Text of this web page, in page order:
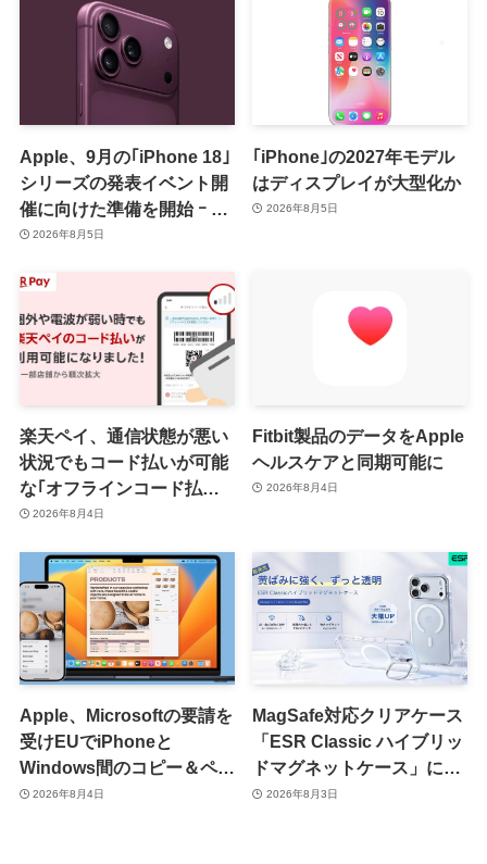
Apple、9月の｢iPhone 18｣
シリーズの発表イベント開
催に向けた準備を開始 ｰ 9
月8日か9月9日に開催見込
2026年8月5日
｢iPhone｣の2027年モデル
はディスプレイが大型化か
2026年8月5日
楽天ペイ、通信状態が悪い
状況でもコード払いが可能
な｢オフラインコード払い｣
を提供開始 ｰ まずはiOS版
2026年8月4日
Fitbit製品のデータをApple
ヘルスケアと同期可能に
2026年8月4日
Apple、Microsoftの要請を
受けEUでiPhoneと
Windows間のコピー＆ペー
スト機能を提供へ
2026年8月4日
MagSafe対応クリアケース
「ESR Classic ハイブリッ
ドマグネットケース」に黄
ばみへの耐久性を向上させ
2026年8月3日